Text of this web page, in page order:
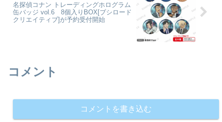
名探偵コナン トレーディングホログラム
缶バッジ vol.6 8個入りBOX[ブシロード
クリエイティブ]が予約受付開始
コメント
コメントを書き込む